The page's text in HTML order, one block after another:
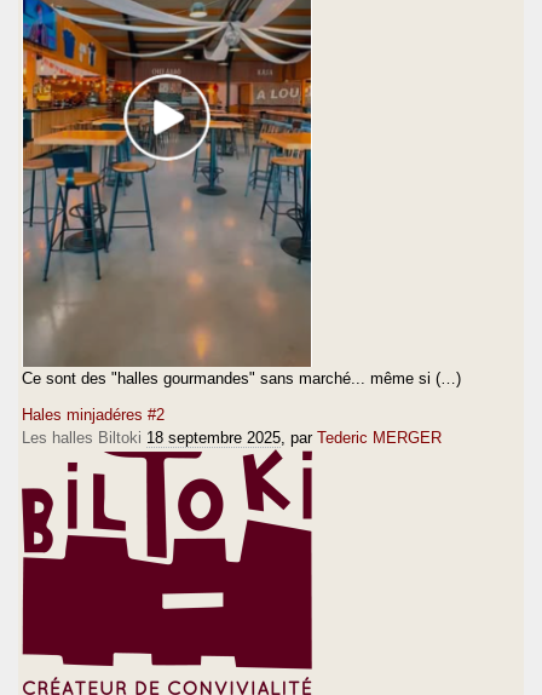
Ce sont des "halles gourmandes" sans marché... même si (…)
Hales minjadéres #2
Les halles Biltoki 18 septembre 2025 , par Tederic MERGER